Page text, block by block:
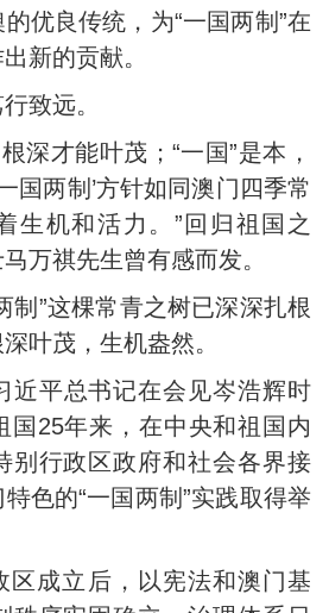
优良传统，为“一国两制”在
新的贡献。
致远。
深才能叶茂；“一国”是本，
国两制’方针如同澳门四季常
生机和活力。”回归祖国之
万祺先生曾有感而发。
制”这棵常青之树已深深扎根
叶茂，生机盎然。
近平总书记在会见岑浩辉时
国25年来，在中央和祖国内
别行政区政府和社会各界接
色的“一国两制”实践取得举
区成立后，以宪法和澳门基